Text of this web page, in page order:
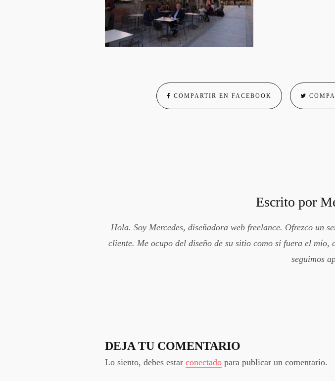
COMPARTIR EN FACEBOOK
Escrito por
Hola. Soy Mercedes, diseñadora web freelance. Ofrezco un
cliente. Me ocupo del diseño de su sitio como si fuera el
seguimos
DEJA TU COMENTARIO
Lo siento, debes estar conectado para publicar un comentario.